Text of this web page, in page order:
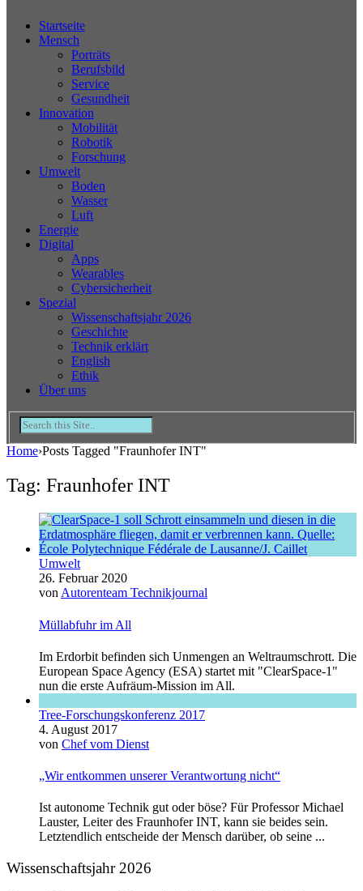
Startseite
Mensch
Porträts
Berufsbild
Service
Gesundheit
Innovation
Mobilität
Robotik
Forschung
Umwelt
Boden
Wasser
Luft
Energie
Digital
Apps
Wearables
Cybersicherheit
Spezial
Wissenschaftsjahr 2026
Geschichte
Technik erklärt
English
Ethik
Über uns
Home›Posts Tagged "Fraunhofer INT"
Tag: Fraunhofer INT
Umwelt
26. Februar 2020
von Autorenteam Technikjournal
Müllabfuhr im All
Im Erdorbit befinden sich Unmengen an Weltraumschrott. Die
European Space Agency (ESA) startet mit "ClearSpace-1"
nun die erste Aufräum-Mission im All.
Tree-Forschungskonferenz 2017
4. August 2017
von Chef vom Dienst
„Wir entkommen unserer Verantwortung nicht“
Ist autonome Technik gut oder böse? Für Professor Michael
Lauster, Leiter des Fraunhofer INT, kann sie beides sein.
Letztendlich entscheide der Mensch darüber, ob seine ...
Wissenschaftsjahr 2026